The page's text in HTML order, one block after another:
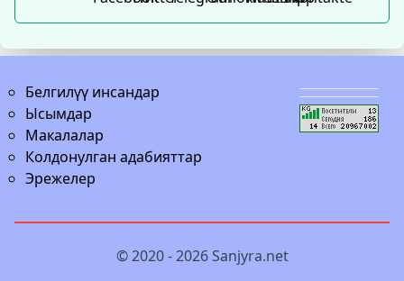
Белгилүү инсандар
Ысымдар
Макалалар
Колдонулган адабияттар
Эрежелер
© 2020 - 2026Sanjyra.net